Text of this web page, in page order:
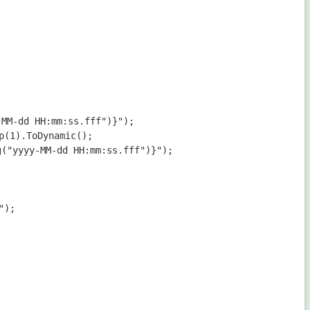
dd HH:mm:ss.fff")}");
MM-dd HH:mm:ss.fff")}");